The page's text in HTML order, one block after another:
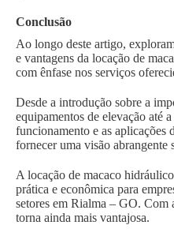
Conclusão
Ao longo deste artigo,
e vantagens da locação de
com ênfase nos serviços
Desde a introdução sobre a
equipamentos de elevação até
funcionamento e as aplicações
fornecer uma visão abrangente
A locação de macaco
prática e econômica para
setores em Rialma – GO. Com
torna ainda mais vantajosa.